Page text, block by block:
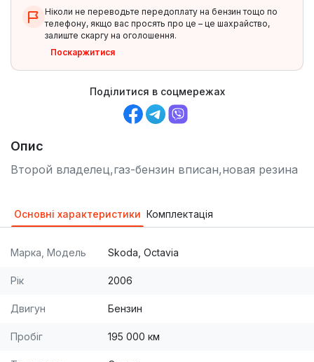
Ніколи не переводьте передоплату на бензин тощо по
телефону, якщо вас просять про це – це шахрайство,
залиште скаргу на оголошення.
Поскаржитися
Поділитися в соцмережах
Опис
Второй владелец,газ-бензин вписан,новая резина
Основні характеристики Комплектація
Марка, Модель Skoda, Octavia
Рік 2006
Двигун Бензин
Пробіг 195 000 км